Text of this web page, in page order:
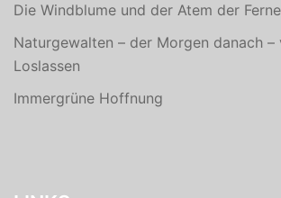
Die Windblume und der Atem der
Naturgewalten – der Morgen danach –
Loslassen
Immergrüne Hoffnung